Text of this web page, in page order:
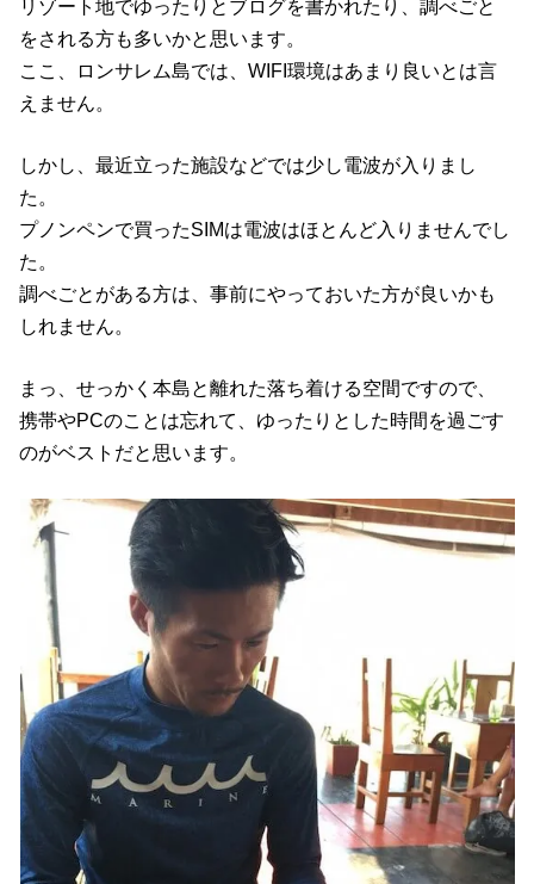
リゾート地でゆったりとブログを書かれたり、調べごと
をされる方も多いかと思います。
ここ、ロンサレム島では、WIFI環境はあまり良いとは言
えません。
しかし、最近立った施設などでは少し電波が入りまし
た。
プノンペンで買ったSIMは電波はほとんど入りませんでし
た。
調べごとがある方は、事前にやっておいた方が良いかも
しれません。
まっ、せっかく本島と離れた落ち着ける空間ですので、
携帯やPCのことは忘れて、ゆったりとした時間を過ごす
のがベストだと思います。